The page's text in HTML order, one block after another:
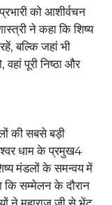
को आशीर्वचन
ने कहा कि शिष्य
बल्कि जहां भी
पूरी निष्ठा और
की सबसे बड़ी
धाम के प्रमुख4
मंडलों के समन्वय में
कि सम्मेलन के दौरान